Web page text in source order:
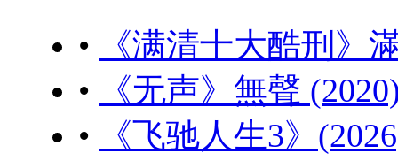
•
《满清十大酷刑》
•
《无声》無聲
•
《飞驰人生3》